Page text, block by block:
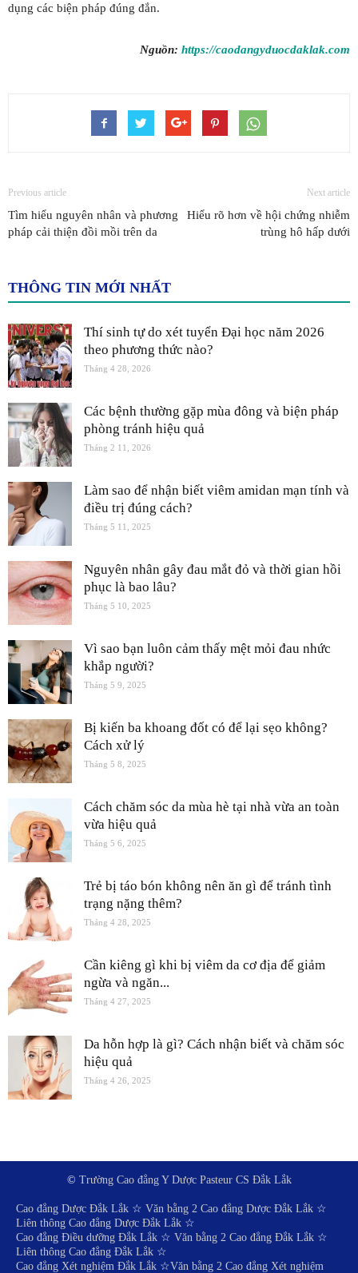
dụng các biện pháp đúng đắn.
Nguồn: https://caodangyduocdaklak.com
Previous article
Tìm hiểu nguyên nhân và phương
pháp cải thiện đồi mồi trên da
Next article
Hiểu rõ hơn về hội chứng nhiễm
trùng hô hấp dưới
THÔNG TIN MỚI NHẤT
Thí sinh tự do xét tuyển Đại học năm 2026
theo phương thức nào?
Tháng 4 28, 2026
Các bệnh thường gặp mùa đông và biện pháp
phòng tránh hiệu quả
Tháng 2 11, 2026
Làm sao để nhận biết viêm amidan mạn tính và
điều trị đúng cách?
Tháng 5 11, 2025
Nguyên nhân gây đau mắt đỏ và thời gian hồi
phục là bao lâu?
Tháng 5 10, 2025
Vì sao bạn luôn cảm thấy mệt mỏi đau nhức
khắp người?
Tháng 5 9, 2025
Bị kiến ba khoang đốt có để lại sẹo không?
Cách xử lý
Tháng 5 8, 2025
Cách chăm sóc da mùa hè tại nhà vừa an toàn
vừa hiệu quả
Tháng 5 6, 2025
Trẻ bị táo bón không nên ăn gì để tránh tình
trạng nặng thêm?
Tháng 4 28, 2025
Cần kiêng gì khi bị viêm da cơ địa để giảm
ngừa và ngăn...
Tháng 4 27, 2025
Da hỗn hợp là gì? Cách nhận biết và chăm sóc
hiệu quả
Tháng 4 26, 2025
© Trường Cao đẳng Y Dược Pasteur CS Đắk Lắk
Cao đẳng Dược Đắk Lắk ☆ Văn bằng 2 Cao đẳng Dược Đắk Lắk ☆
Liên thông Cao đẳng Dược Đắk Lắk ☆
Cao đẳng Điều dưỡng Đắk Lắk ☆ Văn bằng 2 Cao đẳng Đắk Lắk ☆
Liên thông Cao đẳng Đắk Lắk ☆
Cao đẳng Xét nghiệm Đắk Lắk ☆Văn bằng 2 Cao đẳng Xét nghiệm